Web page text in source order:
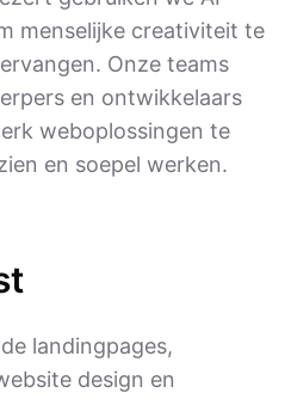
menselijke creativiteit te
Onze teams
en ontwikkelaars
weboplossingen te
en soepel werken.
landingpages,
design en